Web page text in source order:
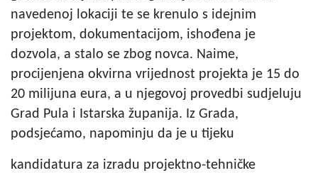
navedenoj lokaciji te se krenulo s idejnim
projektom, dokumentacijom, ishođena je
dozvola, a stalo se zbog novca. Naime,
procijenjena okvirna vrijednost projekta je 15 do
20 milijuna eura, a u njegovoj provedbi sudjeluju
Grad Pula i Istarska županija. Iz Grada,
podsjećamo, napominju da je u tijeku
kandidatura za izradu projektno-tehničke